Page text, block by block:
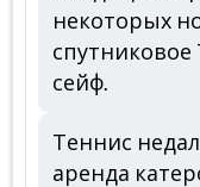
некоторых
сейф.
Теннис
аренда